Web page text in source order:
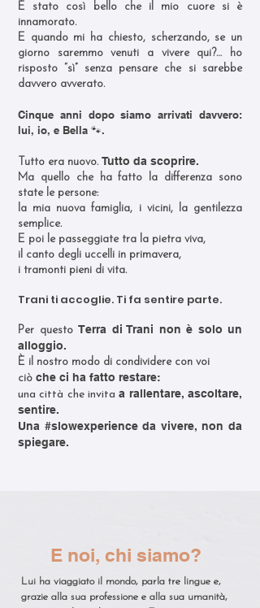
È stato così bello che il mio cuore si è
innamorato.
E quando mi ha chiesto, scherzando, se un
giorno saremmo venuti a vivere qui?… ho
risposto “sì” senza pensare che si sarebbe
davvero avverato.
Cinque anni dopo siamo arrivati davvero:
lui, io, e Bella 🐾.
Tutto era nuovo. Tutto da scoprire.
Ma quello che ha fatto la differenza sono
state le persone:
la mia nuova famiglia, i vicini, la gentilezza
semplice.
E poi le passeggiate tra la pietra viva,
il canto degli uccelli in primavera,
i tramonti pieni di vita.
Trani ti accoglie. Ti fa sentire parte.
Per questo Terra di Trani non è solo un
alloggio.
È il nostro modo di condividere con voi
ciò che ci ha fatto restare:
una città che invita a rallentare, ascoltare,
sentire.
Una #slowexperience da vivere, non da
spiegare.
E noi, chi siamo?
Lui ha viaggiato il mondo, parla tre lingue e,
grazie alla sua professione e alla sua umanità,